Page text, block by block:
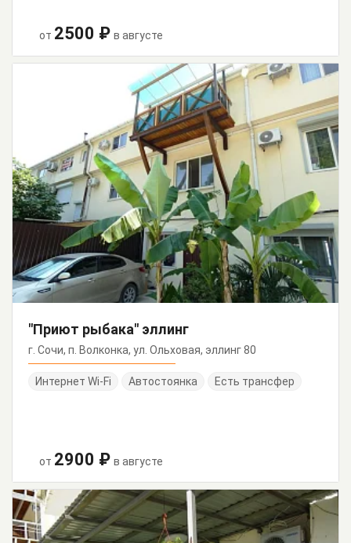
от 2500 ₽ в августе
"Приют рыбака" эллинг
г. Сочи, п. Волконка, ул. Ольховая, эллинг 80
Интернет Wi-Fi Автостоянка Есть трансфер
от 2900 ₽ в августе